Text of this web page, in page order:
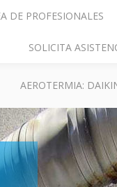
DE PROFESIONALES
SOLICITA
AEROTERMIA: